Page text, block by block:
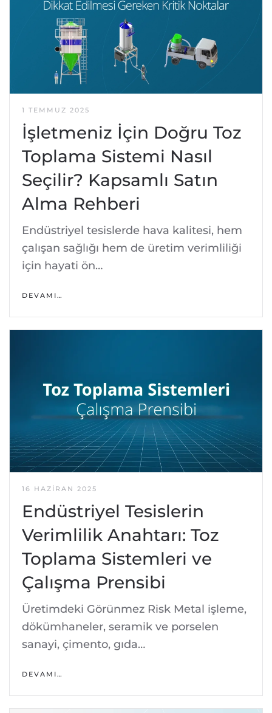
1 TEMMUZ 2025
İşletmeniz İçin Doğru Toz
Toplama Sistemi Nasıl
Seçilir? Kapsamlı Satın
Alma Rehberi
Endüstriyel tesislerde hava kalitesi, hem
çalışan sağlığı hem de üretim verimliliği
için hayati ön…
DEVAMI…
16 HAZIRAN 2025
Endüstriyel Tesislerin
Verimlilik Anahtarı: Toz
Toplama Sistemleri ve
Çalışma Prensibi
Üretimdeki Görünmez Risk Metal işleme,
dökümhaneler, seramik ve porselen
sanayi, çimento, gıda…
DEVAMI…